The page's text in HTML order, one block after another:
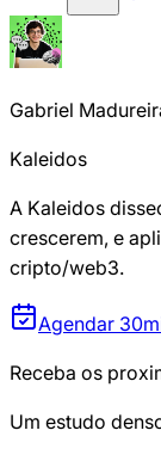
Gabriel
Kaleidos
A Kaleidos
crescerem, e
cripto/web3.
Agendar
Receba os
Um estudo